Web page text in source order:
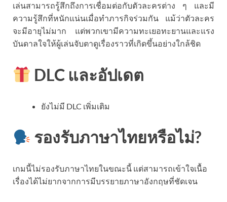
เล่นสามารถรู้สึกถึงการเชื่อมต่อกับตัวละครต่าง ๆ และมี
ความรู้สึกที่หนักแน่นเมื่อทำภารกิจร่วมกัน แม้ว่าตัวละคร
จะมีอายุไม่มาก แต่พวกเขามีความทะเยอทะยานและแรง
บันดาลใจให้ผู้เล่นจับตาดูเรื่องราวที่เกิดขึ้นอย่างใกล้ชิด
DLC และอัปเดต
ยังไม่มี DLC เพิ่มเติม
รองรับภาษาไทยหรือไม่?
เกมนี้ไม่รองรับภาษาไทยในขณะนี้ แต่สามารถเข้าใจเนื้อ
เรื่องได้ไม่ยากจากการมีบรรยายภาษาอังกฤษที่ชัดเจน